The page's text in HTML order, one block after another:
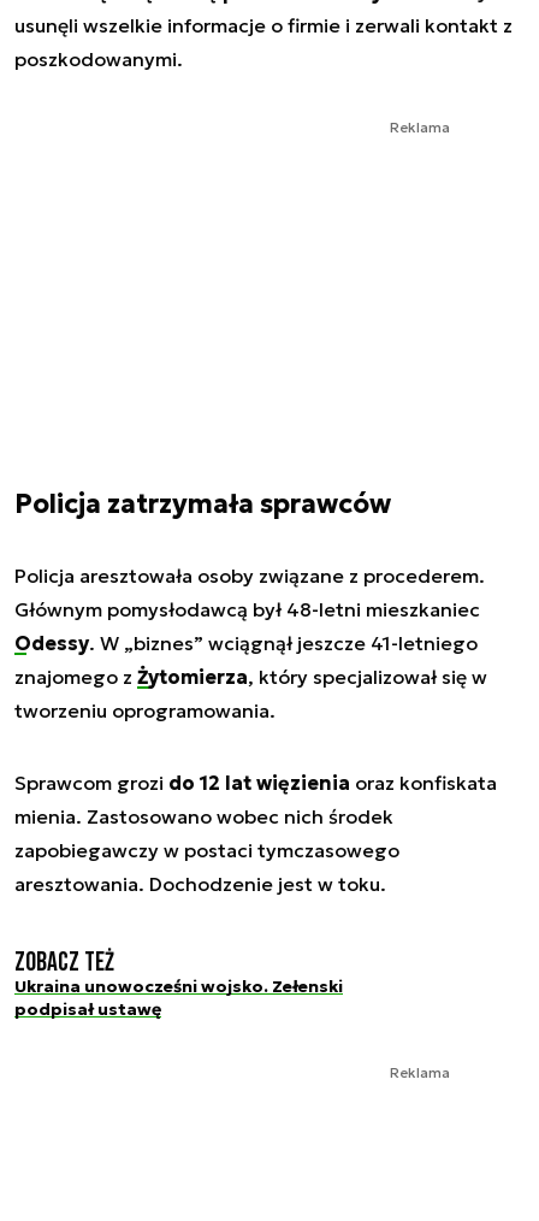
usunęli wszelkie informacje o firmie i zerwali kontakt z
poszkodowanymi.
Reklama
Policja zatrzymała sprawców
Policja aresztowała osoby związane z procederem.
Głównym pomysłodawcą był 48-letni mieszkaniec
Odessy. W „biznes” wciągnął jeszcze 41-letniego
znajomego z Żytomierza, który specjalizował się w
tworzeniu oprogramowania.
Sprawcom grozi do 12 lat więzienia oraz konfiskata
mienia. Zastosowano wobec nich środek
zapobiegawczy w postaci tymczasowego
aresztowania. Dochodzenie jest w toku.
Zobacz też
Ukraina unowocześni wojsko. Zełenski
podpisał ustawę
Reklama